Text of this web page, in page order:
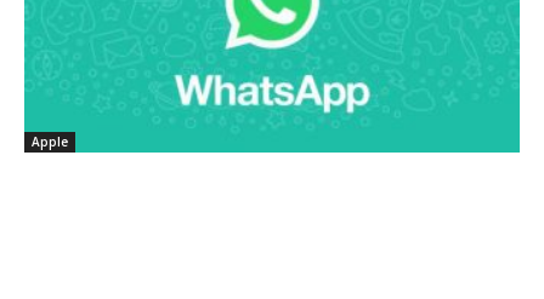
Apple